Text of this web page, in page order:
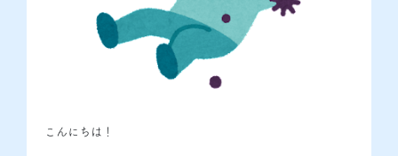
こんにちは！